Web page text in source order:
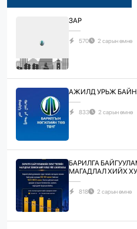
ЗАР
570 2 сарын өмнө
АЖИЛД УРЬЖ
833 2 сарын өмнө
БАРИЛГА
МАГАДЛАЛ ХИЙХ
818 2 сарын өмнө